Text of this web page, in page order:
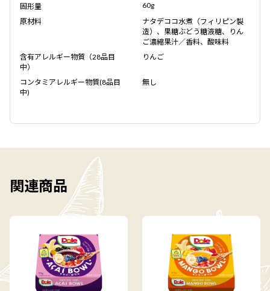
固形量
60g
原材料
ナタデココ水煮（フィリピン製
造）、果糖ぶどう糖液糖、りん
ご濃縮果汁／香料、酸味料
含有アレルギー物質（28品目
中）
りんご
コンタミアレルギー物質(8品目
中)
無し
関連商品